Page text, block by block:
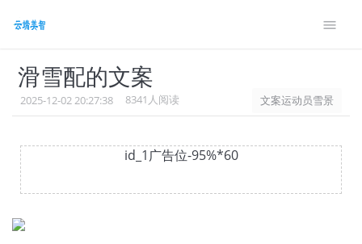
bottom: 10px} .g9{font-size: 14px;}
滑雪配的文案
2025-12-02 20:27:38 8341人阅读 文案运动员雪景
id_1广告位-95%*60